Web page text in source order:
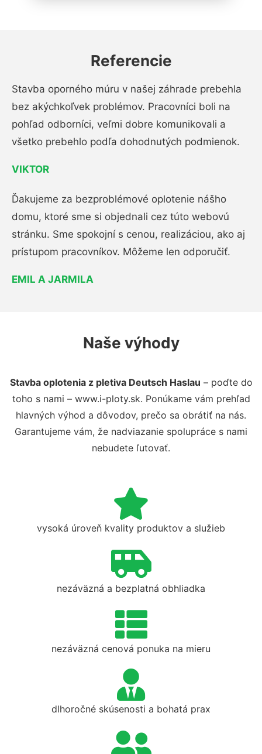
Referencie
Stavba oporného múru v našej záhrade prebehla
bez akýchkoľvek problémov. Pracovníci boli na
pohľad odborníci, veľmi dobre komunikovali a
všetko prebehlo podľa dohodnutých podmienok.
VIKTOR
Ďakujeme za bezproblémové oplotenie nášho
domu, ktoré sme si objednali cez túto webovú
stránku. Sme spokojní s cenou, realizáciou, ako aj
prístupom pracovníkov. Môžeme len odporučiť.
EMIL A JARMILA
Naše výhody
Stavba oplotenia z pletiva Deutsch Haslau – poďte do
toho s nami – www.i-ploty.sk. Ponúkame vám prehľad
hlavných výhod a dôvodov, prečo sa obrátiť na nás.
Garantujeme vám, že nadviazanie spolupráce s nami
nebudete ľutovať.
vysoká úroveň kvality produktov a služieb
nezáväzná a bezplatná obhliadka
nezáväzná cenová ponuka na mieru
dlhoročné skúsenosti a bohatá prax